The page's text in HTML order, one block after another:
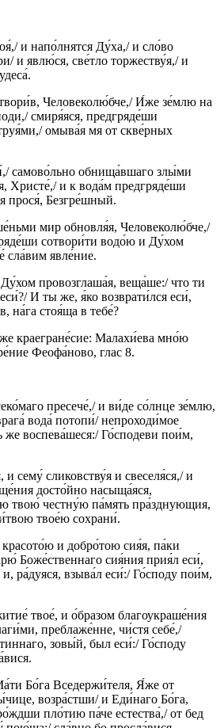
и напо́лнятся Ду́ха,/ и сло́во
и явлю́ся, све́тло торжеству́я,/ и
Человеколю́бче,/ И́же зе́млю на
смиря́яся, предгряде́ши
омыва́я мя от скве́рных
самово́льно обнища́вшаго злы́ми
Христе́,/ и к вода́м предгряде́ши
прося́, Безгре́шный.
мир обновля́я, Человеколю́бче,/
сотвори́ти водо́ю и Ду́хом
сла́вим явле́ние.
провозглаша́я, веща́ше:/ что ти
И ты же, я́ко возврати́лся еси́,
на́га стоя́ща в тебе́?
краегране́сие: Малахи́ева мно́ю
Феофа́ново, глас 8.
пресече́,/ и ви́де со́лнце зе́млю,
вода́ потопи́/ непроходи́мое
воспева́шеся:/ Го́сподеви пои́м,
сему́ сликовству́я и свеселя́ся,/ и
досто́йно насыща́яся,
твою́ честну́ю па́мять пра́зднующия,
твое́ю сохрани́.
и добро́тою сия́я, па́ки
Боже́ственнаго сия́ния прия́л еси́,
и, ра́дуяся, взыва́л еси́:/ Го́споду пои́м,
твое́, и о́бразом благоукраше́ния
преблаже́нне, чи́стя себе́,/
зовы́й, был еси́:/ Го́споду
Бо́га Вседержи́теля, Я́же от
возра́стши/ и Еди́наго Бо́га,
пло́тию па́че естества́,/ от бед